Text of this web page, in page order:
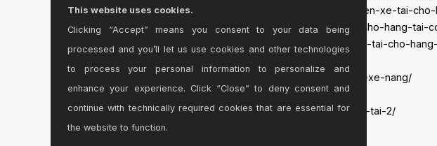
Dịch vụ xe tải: https://vantailamsang.vn/bang-bao-gia-van-chuyen-xe-tai-
Xe tải chở hàng: https://vantailamsang.vn/bang-bao-gia-xe-tai-cho-hang-
Thuê xe tải chở hàng: https://vantailamsang.vn/bang-bao-gia-xe-tai-cho-
Dịch vụ xe cẩu: https://vantailamsang.vn/dich-vu-van-tai/xe-cau-xe-nang/
Cho thuê xe cẩu: https://vantailamsang.vn/thue-xe-cau-tphcm/
Dịch Vụ Vân Tải Lâm Sang: https://vantailamsang.vn/dich-vu-van-tai-2/
This website uses cookies.
Clicking “Accept” means you consent to your data being
processed and you’ll let us use cookies and other technologies
to process your personal information to personalize and
enhance your experience. Click “Close” to deny consent and
continue with technically required cookies that are essential for
the website to function.